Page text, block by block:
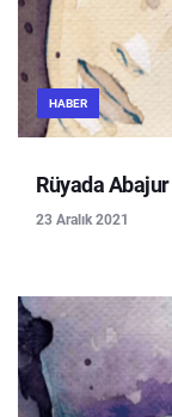
HABER
Rüyada
23 Aralık 2021